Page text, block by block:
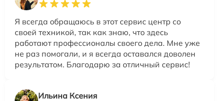
Я всегда обращаюсь в этот сервис центр со
своей техникой, так как знаю, что здесь
работают профессионалы своего дела. Мне уже
не раз помогали, и я всегда оставался доволен
результатом. Благодарю за отличный сервис!
Ильина Ксения